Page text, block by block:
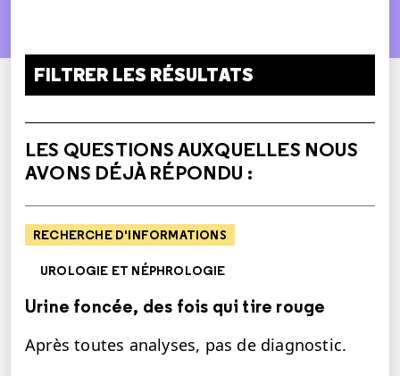
FILTRER LES RÉSULTATS
LES QUESTIONS AUXQUELLES NOUS
AVONS DÉJÀ RÉPONDU :
RECHERCHE D'INFORMATIONS
UROLOGIE ET NÉPHROLOGIE
Urine foncée, des fois qui tire rouge
Après toutes analyses, pas de diagnostic.